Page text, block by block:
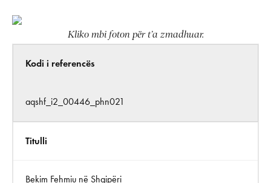
Kliko mbi foton për t’a zmadhuar.
Kodi i referencës
aqshf_i2_00446_phn021
Titulli
Bekim Fehmiu në Shqipëri